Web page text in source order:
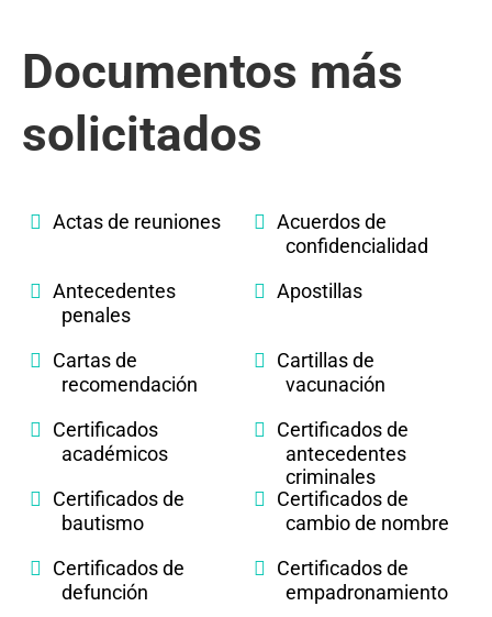
Documentos más
solicitados
Actas de reuniones
Acuerdos de
confidencialidad
Antecedentes
penales
Apostillas
Cartas de
recomendación
Cartillas de
vacunación
Certificados
académicos
Certificados de
antecedentes
criminales
Certificados de
bautismo
Certificados de
cambio de nombre
Certificados de
defunción
Certificados de
empadronamiento